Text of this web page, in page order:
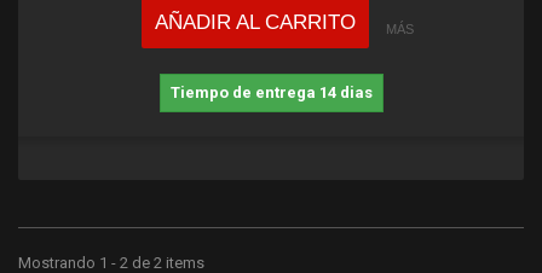
AÑADIR AL CARRITO MÁS
Tiempo de entrega 14 dias
Mostrando 1 - 2 de 2 items